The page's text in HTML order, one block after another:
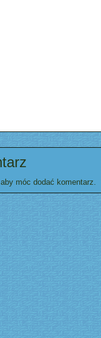
móc dodać komentarz.